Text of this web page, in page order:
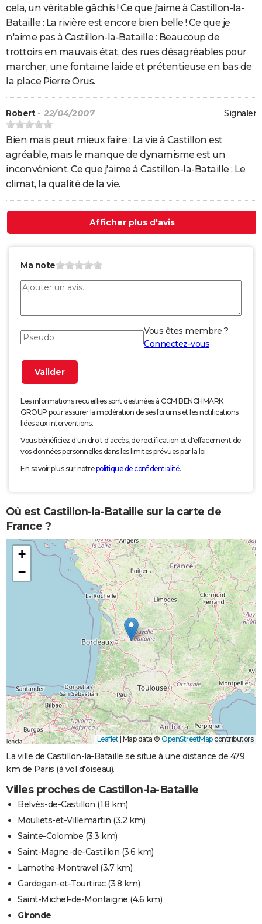
cela, un véritable gâchis ! Ce que j'aime à Castillon-la-
Bataille : La rivière est encore bien belle ! Ce que je
n'aime pas à Castillon-la-Bataille : Beaucoup de
trottoirs en mauvais état, des rues désagréables pour
marcher, une fontaine laide et prétentieuse en bas de
la place Pierre Orus.
Signaler
Robert- 22/04/2007
Bien mais peut mieux faire : La vie à Castillon est
agréable, mais le manque de dynamisme est un
inconvénient. Ce que j'aime à Castillon-la-Bataille : Le
climat, la qualité de la vie.
Afficher plus d'avis
Ma note
Vous êtes membre ?
Connectez-vous
Les informations recueillies sont destinées à CCM BENCHMARK
GROUP pour assurer la modération de ses forums et les notifications
liées aux interventions.
Vous bénéficiez d'un droit d'accès, de rectification et d'effacement de
vos données personnelles dans les limites prévues par la loi.
En savoir plus sur notrepolitique de confidentialité.
Où est Castillon-la-Bataille sur la carte de
France ?
+
−
Leaflet Map data © OpenStreetMapcontributors
La ville de Castillon-la-Bataille se situe à une distance de 479
km de Paris (à vol d'oiseau).
Villes proches de Castillon-la-Bataille
Belvès-de-Castillon (1.8 km)
Mouliets-et-Villemartin (3.2 km)
Sainte-Colombe (3.3 km)
Saint-Magne-de-Castillon (3.6 km)
Lamothe-Montravel (3.7 km)
Gardegan-et-Tourtirac(3.8 km)
Saint-Michel-de-Montaigne (4.6 km)
Gironde